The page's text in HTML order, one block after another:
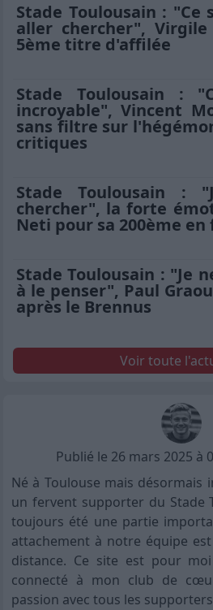
Stade Toulousain : "Ce
aller chercher",
5ème titre d'affilée
Stade Toulousain :
incroyable", Vincent
sans filtre sur
critiques
Stade Toulousain :
chercher", la forte
Neti pour sa 200ème en
Stade Toulousain : "Je
à le penser", Paul
après le Brennus
Voir toute
Publié le 26 mars 2025 à
Né à Toulouse mais désormais
un fervent supporter du Stade
toujours été une partie
attachement à notre équipe
distance. Ce site est pour
connecté à mon club de
passion avec tous les